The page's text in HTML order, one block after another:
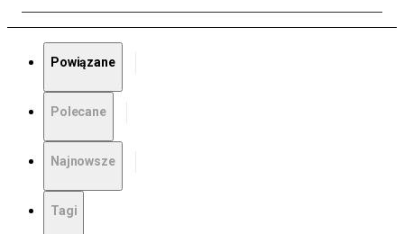
Powiązane
Polecane
Najnowsze
Tagi